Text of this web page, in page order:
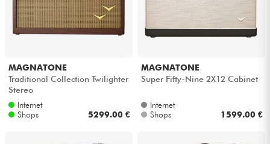
MAGNATONE
Traditional Collection Twilighter
Stereo
Internet
Shops
5299.00 €
MAGNATONE
Super Fifty-Nine 2X12 Cabinet
Internet
Shops
1599.00 €